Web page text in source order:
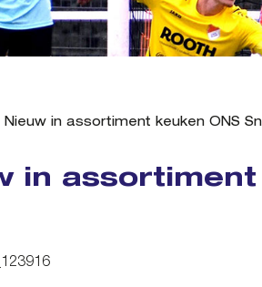
Nieuw in assortiment keuken ONS
in